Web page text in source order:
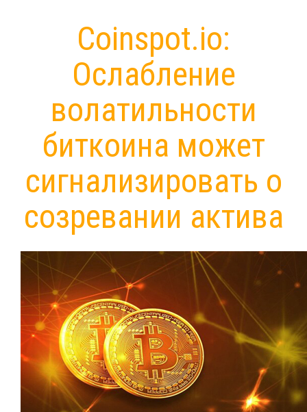
Coinspot.io:
Ослабление
волатильности
биткоина может
сигнализировать о
созревании актива